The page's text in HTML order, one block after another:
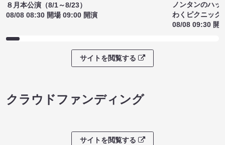
８月本公演（8/1～8/23）
08/08 08:30 開場 09:00 開演
ノンタンのハッ
わくピクニック
08/08 09:30 開
サイトを閲覧する
クラウドファンディング
サイトを閲覧する